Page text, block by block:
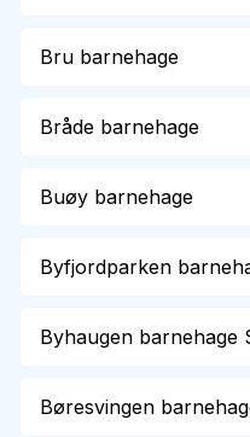
Bru barnehage
Bråde barnehage
Buøy barnehage
Byfjordparken
Byhaugen barnehage
Børesvingen